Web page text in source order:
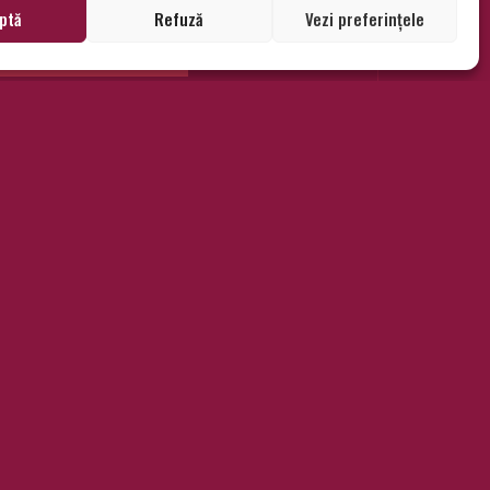
Refuză Vezi preferințele
POST COMMENT